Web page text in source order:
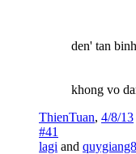
den' tan
khong vo
ThienTuan, 4/8/13
#41
lagi and